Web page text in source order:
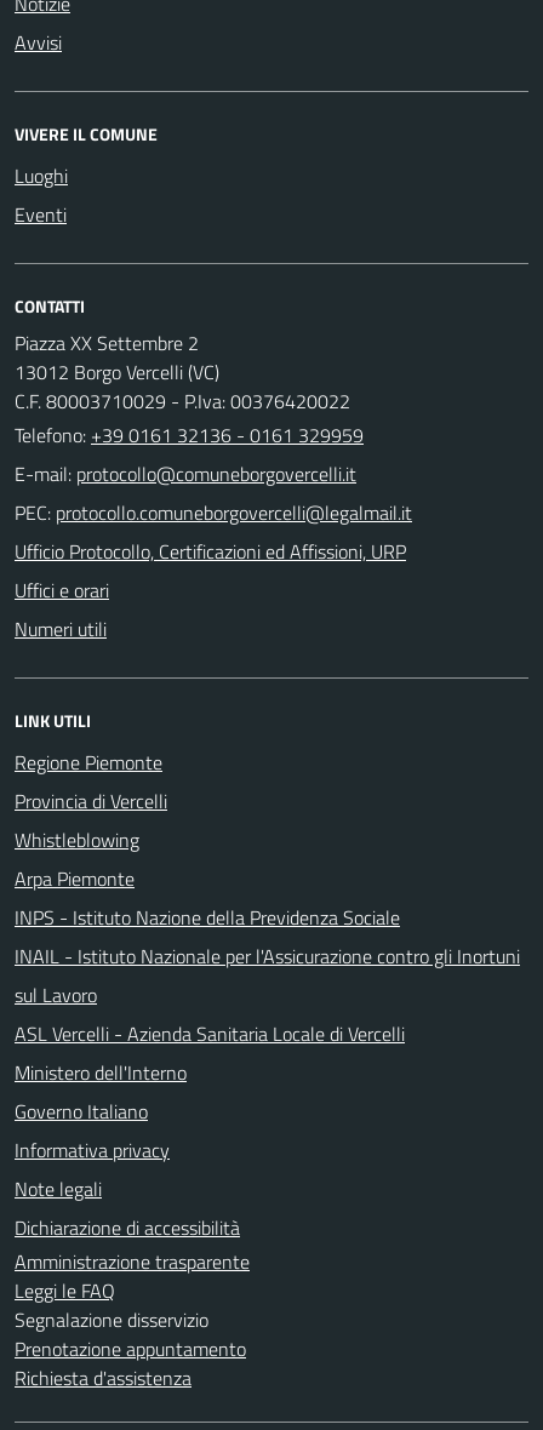
Avvisi
VIVERE IL COMUNE
Luoghi
Eventi
CONTATTI
Piazza XX Settembre 2
13012 Borgo Vercelli (VC)
C.F. 80003710029 - P.Iva: 00376420022
Telefono: +39 0161 32136 - 0161 329959
E-mail:
PEC:
Ufficio Protocollo, Certificazioni ed Affissioni, URP
Uffici e orari
Numeri utili
LINK UTILI
Regione Piemonte
Provincia di Vercelli
Whistleblowing
Arpa Piemonte
INPS - Istituto Nazione della Previdenza Sociale
INAIL - Istituto Nazionale per l'Assicurazione contro gli Inortuni
sul Lavoro
ASL Vercelli - Azienda Sanitaria Locale di Vercelli
Ministero dell'Interno
Governo Italiano
Informativa privacy
Note legali
Dichiarazione di accessibilità
Amministrazione trasparente
Leggi le FAQ
Segnalazione disservizio
Prenotazione appuntamento
Richiesta d'assistenza